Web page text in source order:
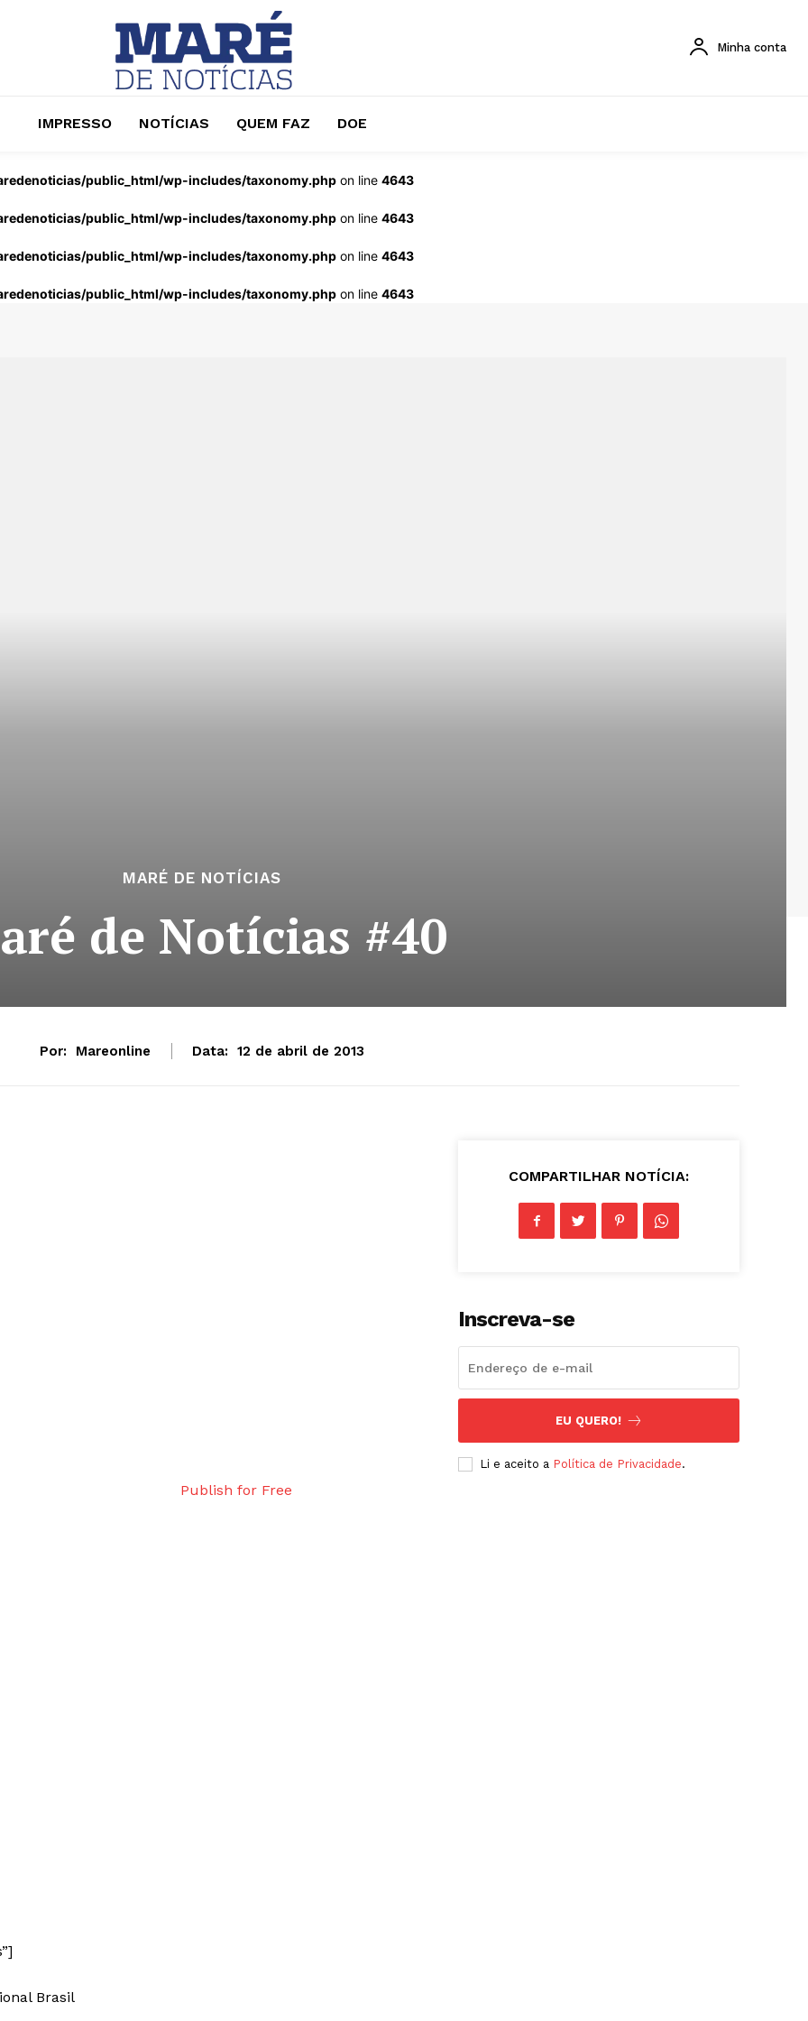
Minha conta
IMPRESSO NOTÍCIAS QUEM FAZ DOE
public_html/wp-includes/taxonomy.php on line 4643
public_html/wp-includes/taxonomy.php on line 4643
public_html/wp-includes/taxonomy.php on line 4643
public_html/wp-includes/taxonomy.php on line 4643
MARÉ DE NOTÍCIAS
de Notícias #40
Por: Mareonline Data: 12 de abril de 2013
Publish for Free
Brasil
COMPARTILHAR NOTÍCIA:
Inscreva-se
EU QUERO!
Li e aceito a Política de Privacidade.